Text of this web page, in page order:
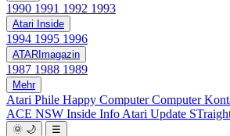
1990 1991 1992 1993
Atari Inside
1994 1995 1996
ATARImagazin
1987 1988 1989
Mehr
Atari Phile Happy ComputerComputer
ACE NSW Inside Info Atari Update
🌞 🌙
☰